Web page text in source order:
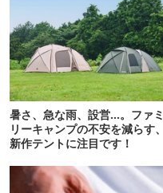
暑さ、急な雨、設営…。ファミ
リーキャンプの不安を減らす、
新作テントに注目です！